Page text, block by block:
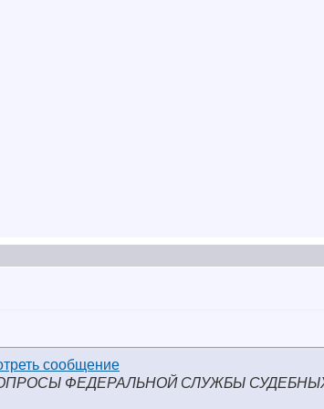
ВОПРОСЫ ФЕДЕРАЛЬНОЙ СЛУЖБЫ